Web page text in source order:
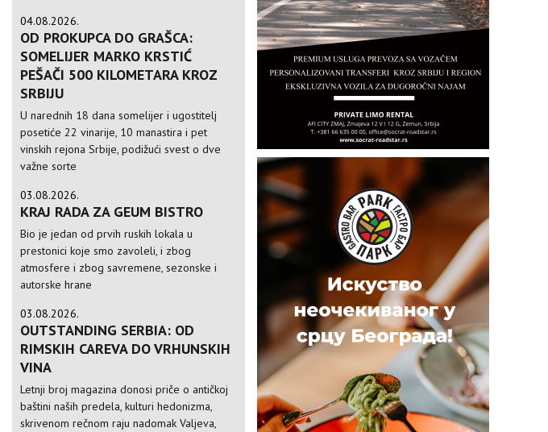
04.08.2026.
OD PROKUPCA DO GRAŠCA:
SOMELIJER MARKO KRSTIĆ
PEŠAČI 500 KILOMETARA KROZ
SRBIJU
U narednih 18 dana somelijer i ugostitelj
posetiće 22 vinarije, 10 manastira i pet
vinskih rejona Srbije, podižući svest o dve
važne sorte
03.08.2026.
KRAJ RADA ZA GEUM BISTRO
Bio je jedan od prvih ruskih lokala u
prestonici koje smo zavoleli, i zbog
atmosfere i zbog savremene, sezonske i
autorske hrane
03.08.2026.
OUTSTANDING SERBIA: OD
RIMSKIH CAREVA DO VRHUNSKIH
VINA
Letnji broj magazina donosi priče o antičkoj
baštini naših predela, kulturi hedonizma,
skrivenom rečnom raju nadomak Valjeva,